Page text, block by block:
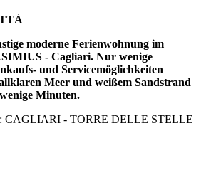
moderne Ferienwohnung im
- Cagliari. Nur wenige
und Servicemöglichkeiten
Meer und weißem Sandstrand
Minuten.
CAGLIARI - TORRE DELLE STELLE